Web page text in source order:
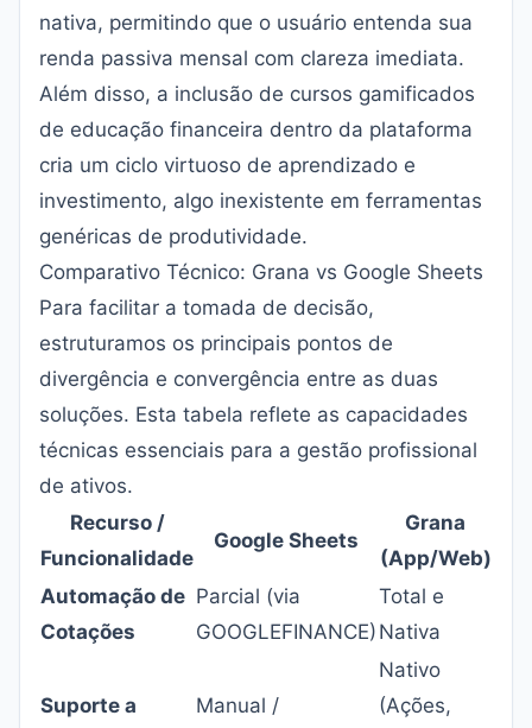
nativa, permitindo que o usuário entenda sua
renda passiva mensal com clareza imediata.
Além disso, a inclusão de cursos gamificados
de educação financeira dentro da plataforma
cria um ciclo virtuoso de aprendizado e
investimento, algo inexistente em ferramentas
genéricas de produtividade.
Comparativo Técnico: Grana vs Google Sheets
Para facilitar a tomada de decisão,
estruturamos os principais pontos de
divergência e convergência entre as duas
soluções. Esta tabela reflete as capacidades
técnicas essenciais para a gestão profissional
de ativos.
Recurso /
Funcionalidade
Google Sheets
Grana
(App/Web)
Automação de
Cotações
Parcial (via
GOOGLEFINANCE)
Total e
Nativa
Suporte a
Manual /
Nativo
(Ações,